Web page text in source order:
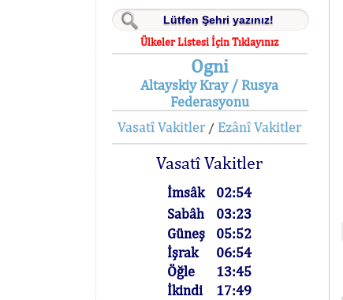
Ülkeler Listesi İçin Tıklayınız
Ogni
Altayskiy Kray / Rusya
Federasyonu
Vasatî Vakitler/ Ezânî Vakitler
Vasatî Vakitler
İmsâk
02:54
Sabâh
03:23
Güneş
05:52
İşrak
06:54
Öğle
13:45
İkindi
17:49